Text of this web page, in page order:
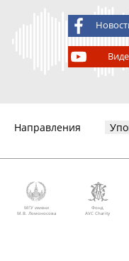
Направления
МГУ имени
М.В. Ломоносова
Фонд
AVC Charity